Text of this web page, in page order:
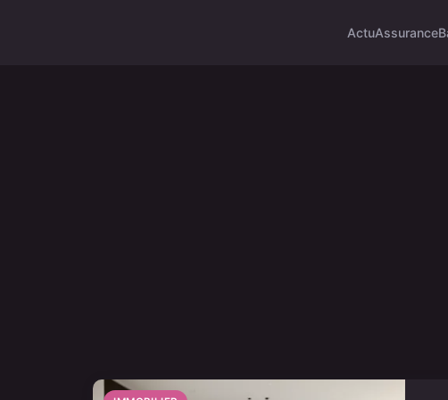
ActuAssurance